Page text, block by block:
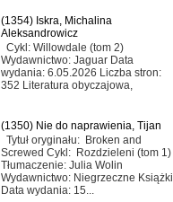
(1354) Iskra, Michalina
Aleksandrowicz
Cykl: Willowdale (tom 2)
Wydawnictwo: Jaguar Data
wydania: 6.05.2026 Liczba stron:
352 Literatura obyczajowa,
(1350) Nie do naprawienia, Tijan
Tytuł oryginału: Broken and
Screwed Cykl: Rozdzieleni (tom 1)
Tłumaczenie: Julia Wolin
Wydawnictwo: Niegrzeczne Książki
Data wydania: 15...